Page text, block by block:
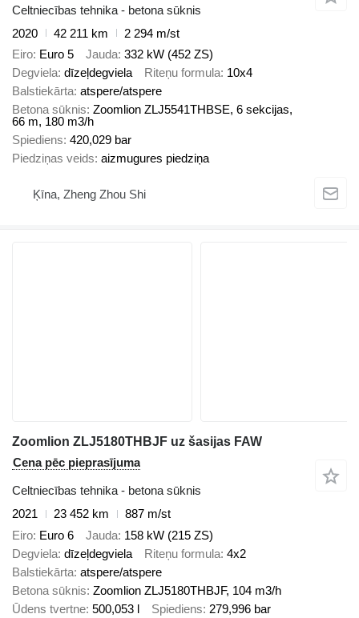
Celtniecības tehnika - betona sūknis
2020
42 211 km
2 294 m/st
Eiro Euro 5 Jauda 332 kW (452 ZS)
Degviela dīzeļdegviela Riteņu formula 10x4
Balstiekārta atspere/atspere
Betona sūknis Zoomlion ZLJ5541THBSE, 6 sekcijas,
66 m, 180 m3/h
Spiediens 420,029 bar
Piedziņas veids aizmugures piedziņa
Ķīna, Zheng Zhou Shi
Zoomlion ZLJ5180THBJF uz šasijas FAW
Cena pēc pieprasījuma
Celtniecības tehnika - betona sūknis
2021
23 452 km
887 m/st
Eiro Euro 6 Jauda 158 kW (215 ZS)
Degviela dīzeļdegviela Riteņu formula 4x2
Balstiekārta atspere/atspere
Betona sūknis Zoomlion ZLJ5180THBJF, 104 m3/h
Ūdens tvertne 500,053 l Spiediens 279,996 bar